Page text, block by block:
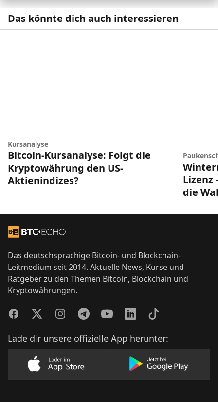
Das könnte dich auch interessieren
Kursanalyse
Bitcoin-Kursanalyse: Folgt die
Kryptowährung den US-
Aktienindizes?
Lizenz
die
Zur Startseite
Das deutschsprachige Bitcoin- und Blockchain-
Leitmedium seit 2014. Aktuelle News, Kurse und
Ratgeber zu den Themen Bitcoin, Blockchain und
Kryptowährungen.
FacebookTwitterInstagramTelegramYouTubeLinkedInTikTok
Lade dir unsere offizielle App herunter:
Lade unsere App im AppStore herunter
Lade unsere